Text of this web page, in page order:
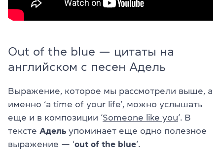
Out of the blue — цитаты на
английском с песен Адель
Выражение, которое мы рассмотрели выше, а
именно ‘a time of your life’, можно услышать
еще и в композиции ‘Someone like you‘. В
тексте Адель упоминает еще одно полезное
выражение — ‘out of the blue‘.